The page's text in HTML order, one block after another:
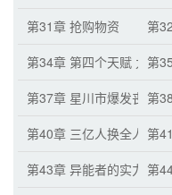
第31章 抢购物资
第
第34章 第四个天赋 九大第
第37章 星川市爆发丧尸
第
第40章 三亿人换全人类！
第
第43章 异能者的实力 第